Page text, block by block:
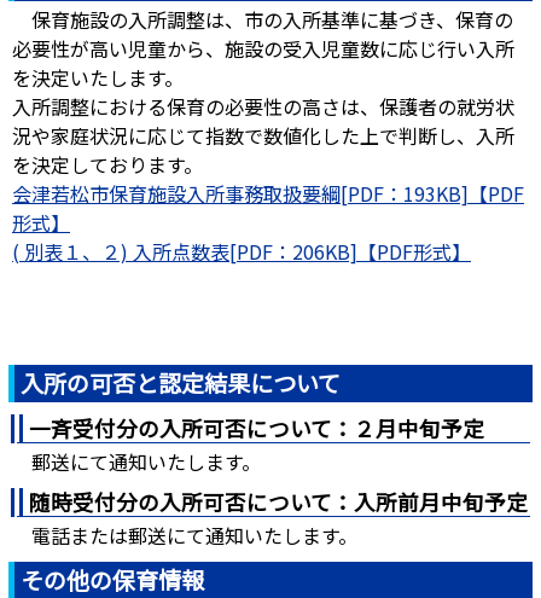
保育施設の入所調整は、市の入所基準に基づき、保育の
必要性が高い児童から、施設の受入児童数に応じ行い入所
を決定いたします。
入所調整における保育の必要性の高さは、保護者の就労状
況や家庭状況に応じて指数で数値化した上で判断し、入所
を決定しております。
会津若松市保育施設入所事務取扱要綱[PDF：193KB]
( 別表１、２) 入所点数表[PDF：206KB]
入所の可否と認定結果について
一斉受付分の入所可否について：２月中旬予定
郵送にて通知いたします。
随時受付分の入所可否について：入所前月中旬予定
電話または郵送にて通知いたします。
その他の保育情報